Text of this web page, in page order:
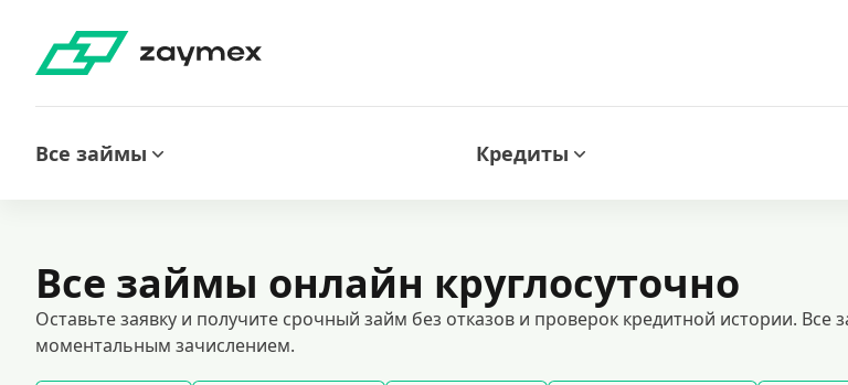
Все займы Кредиты
Все займы онлайн круглосуточно
Оставьте заявку и получите срочный займ без отказов и проверок кредитной истории. Все
моментальным зачислением.